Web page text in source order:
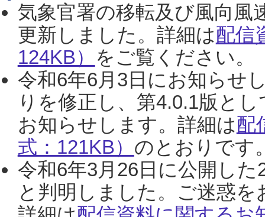
気象官署の移転及び風向風
更新しました。詳細は配信
124KB） をご覧ください。
令和6年6月3日にお知らせ
りを修正し、第4.0.1版と
お知らせします。詳細は配
式：121KB） のとおりです
令和6年3月26日に公開し
と判明しました。ご迷惑